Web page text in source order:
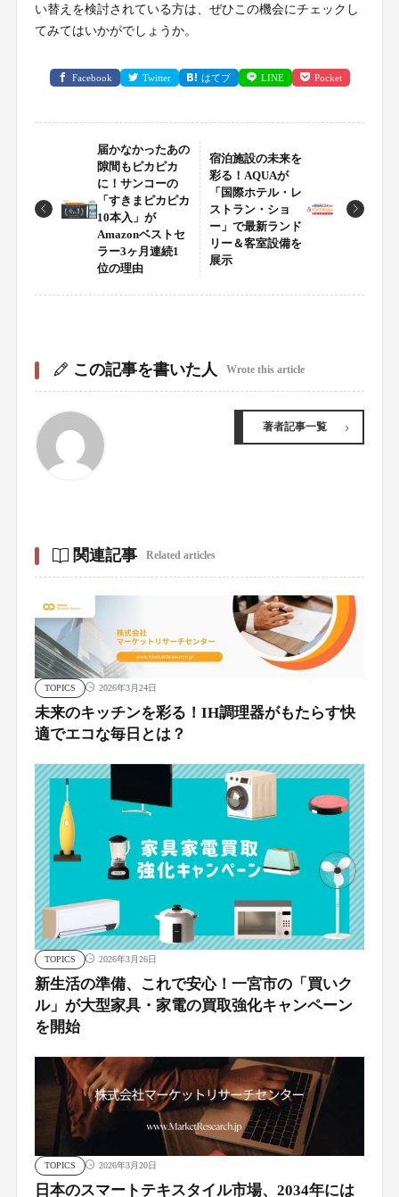
い替えを検討されている方は、ぜひこの機会にチェックし
てみてはいかがでしょうか。
Facebook Twitter はてブ LINE Pocket
届かなかったあの
隙間もピカピカ
に！サンコーの
「すきまピカピカ
10本入」が
Amazonベストセ
ラー3ヶ月連続1
位の理由
宿泊施設の未来を
彩る！AQUAが
「国際ホテル・レ
ストラン・ショ
ー」で最新ランド
リー＆客室設備を
展示
この記事を書いた人 Wrote this article
著者記事一覧
関連記事 Related articles
TOPICS 2026年3月24日
未来のキッチンを彩る！IH調理器がもたらす快
適でエコな毎日とは？
TOPICS 2026年3月26日
新生活の準備、これで安心！一宮市の「買いク
ル」が大型家具・家電の買取強化キャンペーン
を開始
TOPICS 2026年3月20日
日本のスマートテキスタイル市場、2034年には